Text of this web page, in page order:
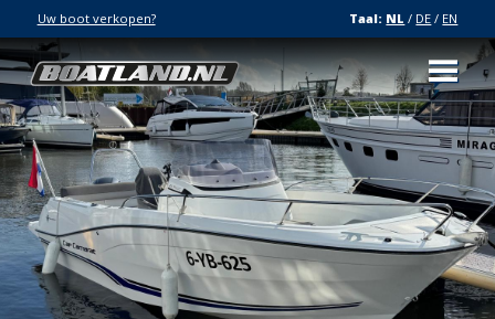
Uw boot verkopen? Taal: NL / DE / EN